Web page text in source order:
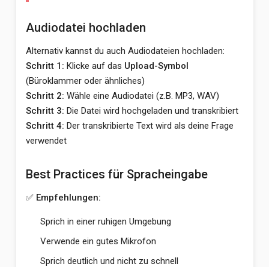
Audiodatei hochladen
Alternativ kannst du auch Audiodateien hochladen:
Schritt 1: Klicke auf das Upload-Symbol
(Büroklammer oder ähnliches)
Schritt 2: Wähle eine Audiodatei (z.B. MP3, WAV)
Schritt 3: Die Datei wird hochgeladen und transkribiert
Schritt 4: Der transkribierte Text wird als deine Frage
verwendet
Best Practices für Spracheingabe
✅ Empfehlungen:
Sprich in einer ruhigen Umgebung
Verwende ein gutes Mikrofon
Sprich deutlich und nicht zu schnell